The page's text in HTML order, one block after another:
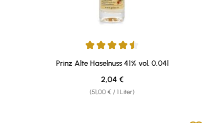
Durchschnittliche Bewertung von 4.57 von 5 Sternen
Prinz Alte Haselnuss 41% vol. 0,04l
(51,00 € / 1 Liter)
Regulärer Preis:
2,04 €